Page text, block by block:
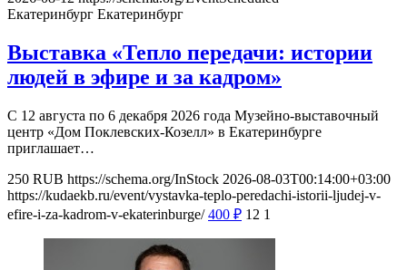
Екатеринбург Екатеринбург
Выставка «Тепло передачи: истории
людей в эфире и за кадром»
С 12 августа по 6 декабря 2026 года Музейно-выставочный
центр «Дом Поклевских-Козелл» в Екатеринбурге
приглашает…
250 RUB https://schema.org/InStock 2026-08-03T00:14:00+03:00
https://kudaekb.ru/event/vystavka-teplo-peredachi-istorii-ljudej-v-
efire-i-za-kadrom-v-ekaterinburge/ 400 ₽ 12 1